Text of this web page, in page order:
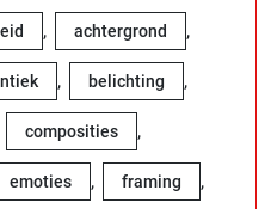
, achtergrond ,
, belichting ,
composities ,
emoties , framing ,